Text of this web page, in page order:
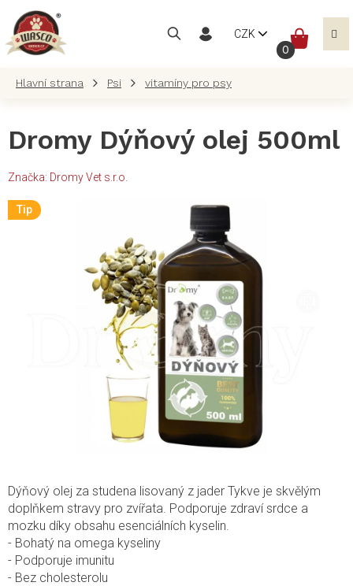
obsah
CZK
Psi vitamíny pro psy
Dromy Dýňový olej 500ml
Značka: Dromy Vet s.r.o.
Tip
Dýňový olej za studena lisovaný z jader Tykve je skvělým
doplňkem stravy pro zvířata. Podporuje zdraví srdce a
mozku díky obsahu esenciálních kyselin.
- Bohatý na omega kyseliny
- Podporuje imunitu
- Bez cholesterolu